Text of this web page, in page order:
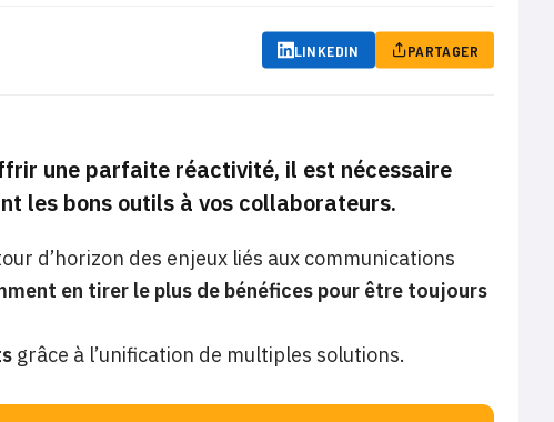
LINKEDIN PARTAGER
une parfaite réactivité, il est nécessaire
les bons outils à vos collaborateurs.
d’horizon des enjeux liés aux communications
en tirer le plus de bénéfices pour être toujours
grâce à l’unification de multiples solutions.